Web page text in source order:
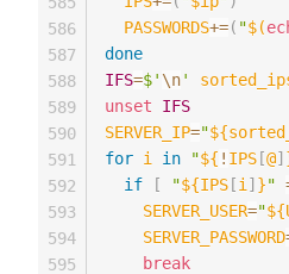
PASSWORDS+=( "$(
done
IFS=$' \n'
unset
IFS
SERVER_IP="
for i in "${ ! IPS [@]
if
[ "${IPS [i] }"
SERVER_USER="
SERVER_PASSWORD
break
586
587
588
589
590
591
592
593
594
595